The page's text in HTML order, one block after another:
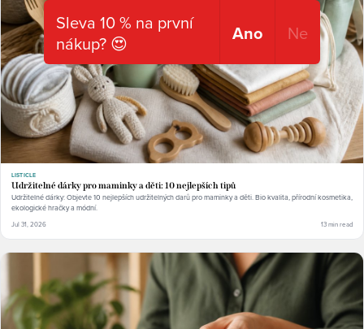
LISTICLE
Udržitelné dárky pro maminky a děti: 10 nejlepších tipů
Udržitelné dárky: Objevte 10 nejlepších udržitelných darů pro maminky a děti. Bio kvalita, přírodní kosmetika,
ekologické hračky a módní.
Jul 31, 2026 13 min read
Sleva 10 % na první
nákup? 😍
Ano Ne